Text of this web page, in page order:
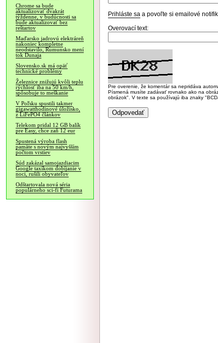
Chrome sa bude
aktualizovať dvakrát
týždenne, v budúcnosti sa
bude aktualizovať bez
reštartov
Maďarsko jadrovú elektráreň
nakoniec kompletne
neodstavilo, Rumunsko mení
tok Dunaja
Slovensko.sk má opäť
technické problémy
Železnice znižujú kvôli teplu
rýchlosť iba na 50 km/h,
spôsobuje to meškanie
V Poľsku spustili takmer
gigawatthodinové úložisko,
z LiFePO4 článkov
Telekom pridal 12 GB balík
pre Easy, chce zaň 12 eur
Spustená výroba flash
pamäte s novým najvyšším
počtom vrstiev
Súd zakázal samojazdiacim
Google taxíkom dobíjanie v
noci, rušili obyvateľov
Odštartovala nová séria
populárneho sci-fi Futurama
Prihláste sa a povoľte si emailové
Overovací text:
Pre overenie, že komentár sa nepridáva
Písmená musíte zadávať rovnako ako na
obrázok". V texte sa používajú iba znaky